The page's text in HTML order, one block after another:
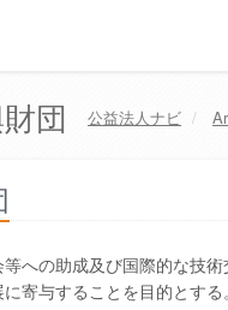
団 公益法人ナビ
への助成及び国際的な技
寄与することを目的とする。